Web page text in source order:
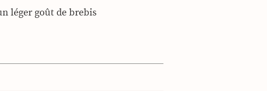
léger goût de brebis